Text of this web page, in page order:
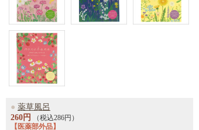
● 薬草風呂
260円
（税込286円）
【医薬部外品】